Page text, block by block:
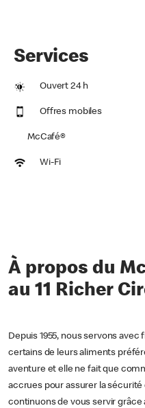
Services
Ouvert 24 h
Offres mobiles
McCafé®
Wi-Fi
À propos du
au 11 Richer
Depuis 1955, nous servons
certains de leurs aliments
aventure et elle ne fait que
accrues pour assurer la
continuons de vous servir grâce